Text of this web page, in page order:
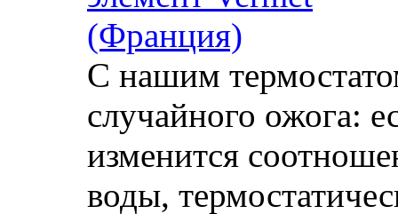
С нашим
случайного ожога:
изменится
воды,